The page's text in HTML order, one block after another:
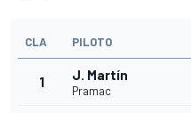
CLA PILOTO
1 J. Martín
Pramac